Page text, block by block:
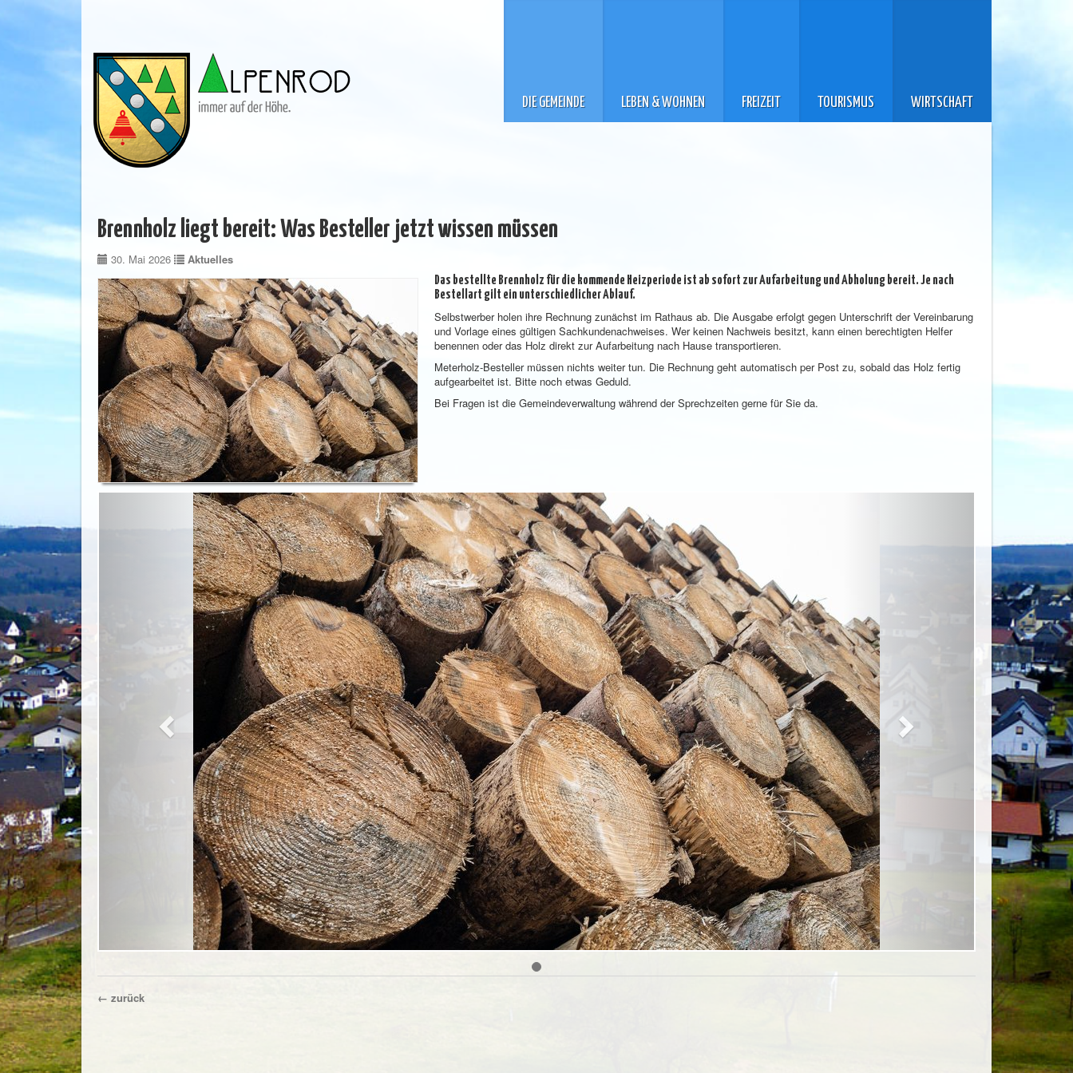
DIE GEMEINDE LEBEN & WOHNEN FREIZEIT TOURISMUS WIRTSCHAFT
Brennholz liegt bereit: Was Besteller jetzt wissen müssen
30. Mai 2026 Aktuelles
Das bestellte Brennholz für die kommende Heizperiode ist ab sofort zur Aufarbeitung und Abholung bereit. Je nach
Bestellart gilt ein unterschiedlicher Ablauf.
Selbstwerber holen ihre Rechnung zunächst im Rathaus ab. Die Ausgabe erfolgt gegen Unterschrift der Vereinbarung
und Vorlage eines gültigen Sachkundenachweises. Wer keinen Nachweis besitzt, kann einen berechtigten Helfer
benennen oder das Holz direkt zur Aufarbeitung nach Hause transportieren.
Meterholz-Besteller müssen nichts weiter tun. Die Rechnung geht automatisch per Post zu, sobald das Holz fertig
aufgearbeitet ist. Bitte noch etwas Geduld.
Bei Fragen ist die Gemeindeverwaltung während der Sprechzeiten gerne für Sie da.
← zurück